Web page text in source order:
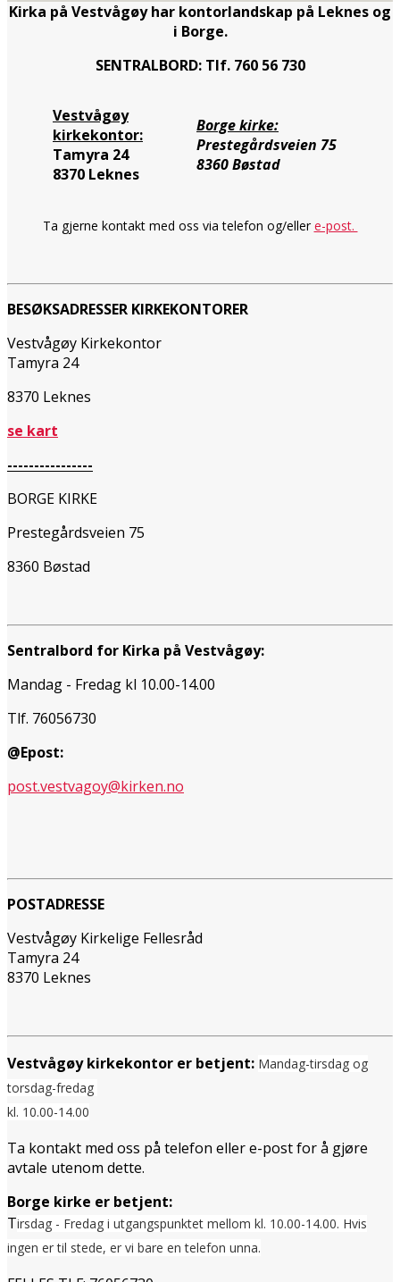
Kirka på Vestvågøy har kontorlandskap på Leknes og
i Borge.
SENTRALBORD: Tlf. 760 56 730
Vestvågøy
kirkekontor:
Tamyra 24
8370 Leknes
Borge kirke:
Prestegårdsveien 75
8360 Bøstad
Ta gjerne kontakt med oss via telefon og/ellere-post.
BESØKSADRESSER KIRKEKONTORER
Vestvågøy Kirkekontor
Tamyra 24
8370 Leknes
se kart
----------------
BORGE KIRKE
Prestegårdsveien 75
8360 Bøstad
Sentralbord for Kirka på Vestvågøy:
Mandag - Fredag kl 10.00-14.00
Tlf. 76056730
@Epost:
post.vestvagoy@kirken.no
POSTADRESSE
Vestvågøy Kirkelige Fellesråd
Tamyra 24
8370 Leknes
Vestvågøy kirkekontor er betjent: Mandag-tirsdag og
torsdag-fredag
kl. 10.00-14.00
Ta kontakt med oss på telefon eller e-post for å gjøre
avtale utenom dette.
Borge kirke er betjent:
Tirsdag - Fredag i utgangspunktet mellom kl. 10.00-14.00. Hvis
ingen er til stede, er vi bare en telefon unna.